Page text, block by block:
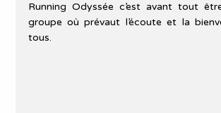
Running Odyssée c’est avant tout
groupe où prévaut l’écoute et la
tous.